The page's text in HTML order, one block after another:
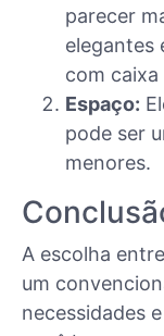
parecer
elegantes
com caixa
Espaço:
pode ser
menores.
A escolha
um
necessidades